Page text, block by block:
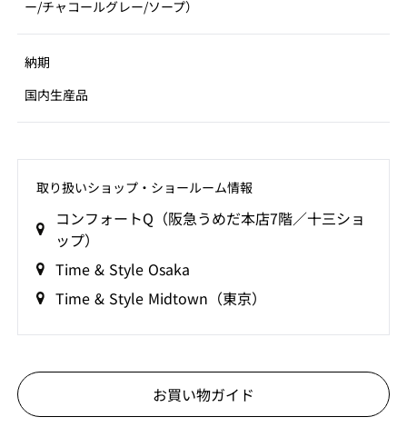
ー/チャコールグレー/ソープ）
納期
国内生産品
取り扱いショップ‧ショールーム情報
コンフォートQ（阪急うめだ本店7階／十三ショ
ップ）
Time & Style Osaka
Time & Style Midtown（東京）
お買い物ガイド